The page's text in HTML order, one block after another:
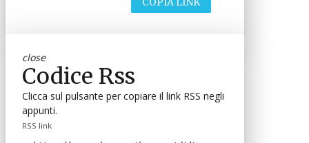
close
Codice Rss
Clicca sul pulsante per copiare il link RSS negli
appunti.
RSS link